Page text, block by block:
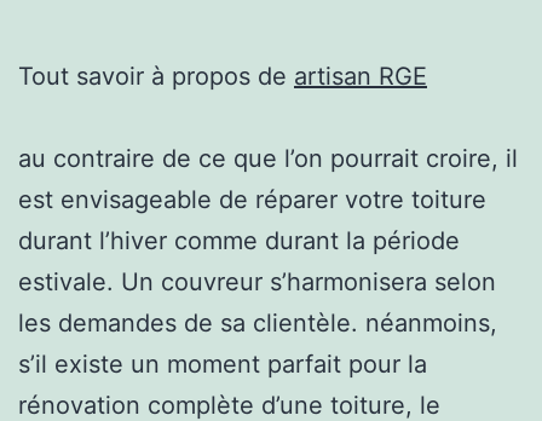
Tout savoir à propos de artisan RGE
au contraire de ce que l’on pourrait croire, il
est envisageable de réparer votre toiture
durant l’hiver comme durant la période
estivale. Un couvreur s’harmonisera selon
les demandes de sa clientèle. néanmoins,
s’il existe un moment parfait pour la
rénovation complète d’une toiture, le